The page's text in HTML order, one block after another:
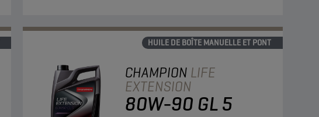
HUILE DE BOÎTE MANUELLE ET PONT
CHAMPION LIFE
EXTENSION
80W-90 GL 5